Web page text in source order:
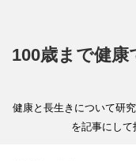
100歳まで健
健康と長生きについて研
を記事にして